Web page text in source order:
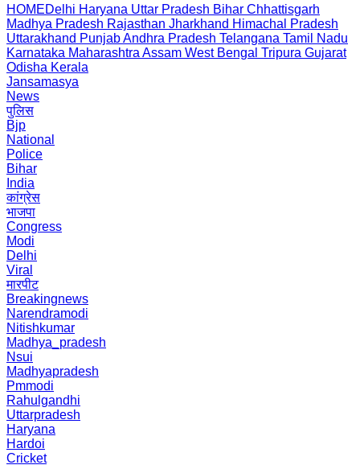
HOMEDelhi Haryana Uttar Pradesh Bihar Chhattisgarh
Madhya Pradesh Rajasthan Jharkhand Himachal Pradesh
Uttarakhand PunjabAndhra Pradesh Telangana Tamil Nadu
Karnataka Maharashtra Assam West Bengal Tripura Gujarat
Odisha Kerala
Jansamasya
News
पुलिस
Bjp
National
Police
Bihar
India
कांग्रेस
भाजपा
Congress
Modi
Delhi
Viral
मारपीट
Breakingnews
Narendramodi
Nitishkumar
Madhya_pradesh
Nsui
Madhyapradesh
Pmmodi
Rahulgandhi
Uttarpradesh
Haryana
Hardoi
Cricket